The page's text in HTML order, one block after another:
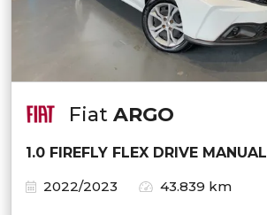
Fiat ARGO
1.0 FIREFLY FLEX DRIVE MANUAL
2022/2023
43.839 km